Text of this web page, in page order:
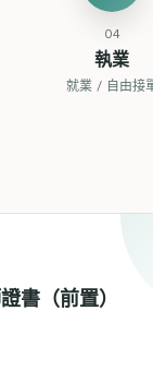
04
執業
就業 / 自由接
書（前置）